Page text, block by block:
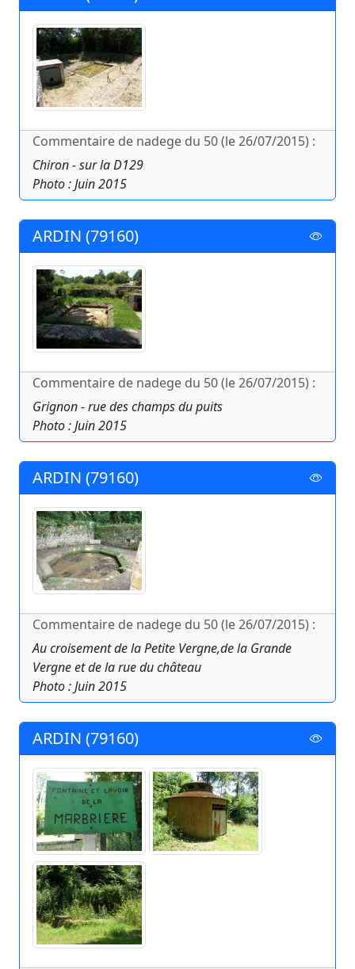
Commentaire de nadege du 50 (le 26/07/2015) :
Chiron - sur la D129
Photo : Juin 2015
ARDIN (79160)
Commentaire de nadege du 50 (le 26/07/2015) :
Grignon - rue des champs du puits
Photo : Juin 2015
ARDIN (79160)
Commentaire de nadege du 50 (le 26/07/2015) :
Au croisement de la Petite Vergne,de la Grande
Vergne et de la rue du château
Photo : Juin 2015
ARDIN (79160)